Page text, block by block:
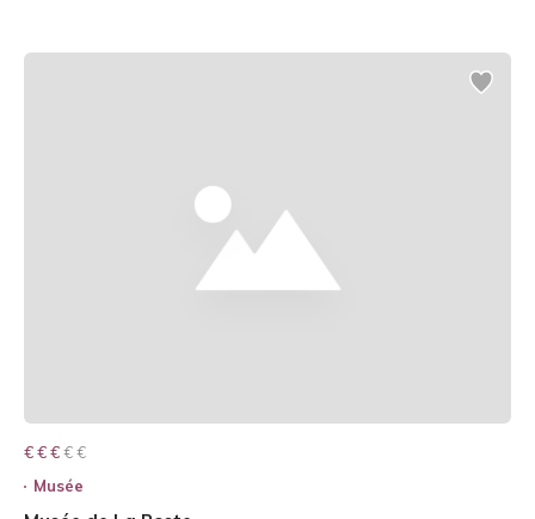
€ € € € €
€ € €
Musée